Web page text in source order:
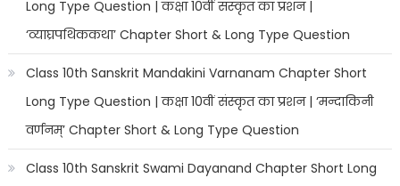
Long Type Question | कक्षा 10वीं संस्कृत का प्रशन |
‘व्याघ्रपथिककथा’ Chapter Short & Long Type Question
Class 10th Sanskrit Mandakini Varnanam Chapter Short
Long Type Question | कक्षा 10वीं संस्कृत का प्रशन | ‘मन्दाकिनी
वर्णनम्’ Chapter Short & Long Type Question
Class 10th Sanskrit Swami Dayanand Chapter Short Long